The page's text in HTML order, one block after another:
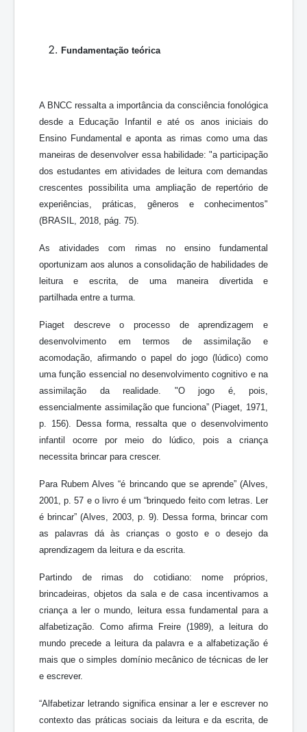
Fundamentação teórica
A BNCC ressalta a importância da consciência fonológica
desde a Educação Infantil e até os anos iniciais do
Ensino Fundamental e aponta as rimas como uma das
maneiras de desenvolver essa habilidade: "a participação
dos estudantes em atividades de leitura com demandas
crescentes possibilita uma ampliação de repertório de
experiências, práticas, gêneros e conhecimentos"
(BRASIL, 2018, pág. 75).
As atividades com rimas no ensino fundamental
oportunizam aos alunos a consolidação de habilidades de
leitura e escrita, de uma maneira divertida e
partilhada entre a turma.
Piaget descreve o processo de aprendizagem e
desenvolvimento em termos de assimilação e
acomodação, afirmando o papel do jogo (lúdico) como
uma função essencial no desenvolvimento cognitivo e na
assimilação da realidade. "O jogo é, pois,
essencialmente assimilação que funciona” (Piaget, 1971,
p. 156). Dessa forma, ressalta que o desenvolvimento
infantil ocorre por meio do lúdico, pois a criança
necessita brincar para crescer.
Para Rubem Alves “é brincando que se aprende” (Alves,
2001, p. 57 e o livro é um “brinquedo feito com letras. Ler
é brincar” (Alves, 2003, p. 9). Dessa forma, brincar com
as palavras dá às crianças o gosto e o desejo da
aprendizagem da leitura e da escrita.
Partindo de rimas do cotidiano: nome próprios,
brincadeiras, objetos da sala e de casa incentivamos a
criança a ler o mundo, leitura essa fundamental para a
alfabetização. Como afirma Freire (1989), a leitura do
mundo precede a leitura da palavra e a alfabetização é
mais que o simples domínio mecânico de técnicas de ler
e escrever.
“Alfabetizar letrando significa ensinar a ler e escrever no
contexto das práticas sociais da leitura e da escrita, de